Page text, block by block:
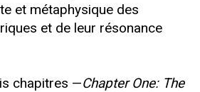
et métaphysique des
et de leur résonance
chapitres —Chapter One: The